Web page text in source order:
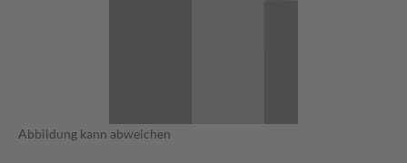
Abbildung kann abweichen